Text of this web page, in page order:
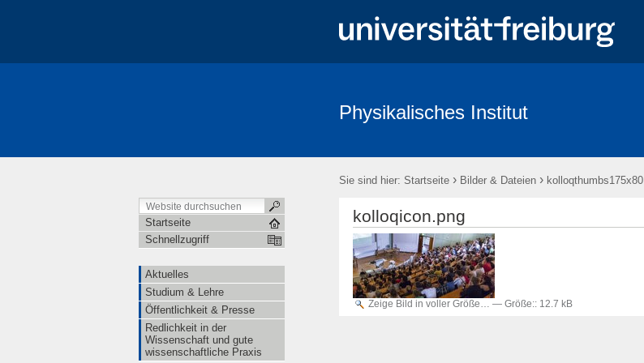
Physikalisches Institut
Sie sind hier: Startseite › Bilder & Dateien › kolloqthumbs175x80
Startseite
Schnellzugriff
Aktuelles
Studium & Lehre
Öffentlichkeit & Presse
Redlichkeit in der
Wissenschaft und gute
wissenschaftliche Praxis
kolloqicon.png
Zeige Bild in voller Größe… — Größe:: 12.7 kB